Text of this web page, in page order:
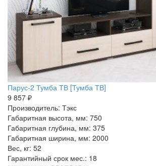
Парус-2 Тумба ТВ [Тумба ТВ]
9 857 ₽
Производитель: Тэкс
Габаритная высота, мм: 750
Габаритная глубина, мм: 375
Габаритная ширина, мм: 2000
Вес, кг: 52
Гарантийный срок мес.: 18